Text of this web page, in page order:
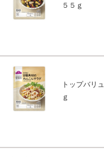
５５ｇ
トップバ
ｇ